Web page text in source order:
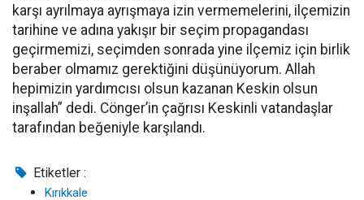
karşı ayrılmaya ayrışmaya izin vermemelerini, ilçemizin
tarihine ve adına yakışır bir seçim propagandası
geçirmemizi, seçimden sonrada yine ilçemiz için birlik
beraber olmamız gerektiğini düşünüyorum. Allah
hepimizin yardımcısı olsun kazanan Keskin olsun
inşallah” dedi. Cönger’in çağrısı Keskinli vatandaşlar
tarafından beğeniyle karşılandı.
Etiketler :
Kırıkkale